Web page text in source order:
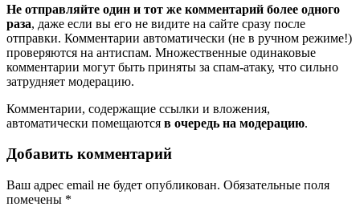
Не отправляйте один и тот же комментарий более одного
раза, даже если вы его не видите на сайте сразу после
отправки. Комментарии автоматически (не в ручном режиме!)
проверяются на антиспам. Множественные одинаковые
комментарии могут быть приняты за спам-атаку, что сильно
затрудняет модерацию.
Комментарии, содержащие ссылки и вложения,
автоматически помещаются в очередь на модерацию.
Добавить комментарий
Ваш адрес email не будет опубликован. Обязательные поля
помечены *